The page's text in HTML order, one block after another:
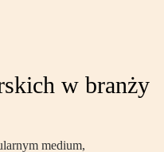
w branży
medium,